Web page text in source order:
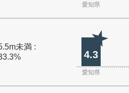
愛知県
未満 :
4.3
愛知県